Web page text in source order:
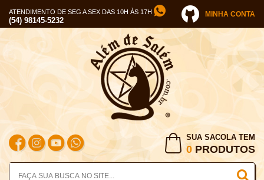
ATENDIMENTO DE SEG A SEX DAS 10H ÀS 17H
(54) 98145-5232
MINHA CONTA
SUA SACOLA TEM
0 PRODUTOS